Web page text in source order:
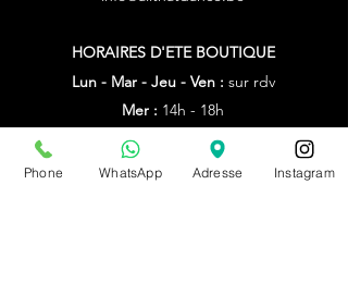
HORAIRES D'ETE BOUTIQUE
Lun - Mar - Jeu - Ven : sur rdv
Mer : 14h - 18h
Sam :
10h - 14h
Dim : fermé
Phone WhatsApp Adresse Instagram